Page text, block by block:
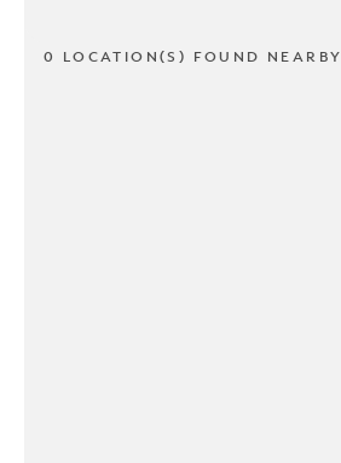
0 LOCATION(S) FOUND NEARBY